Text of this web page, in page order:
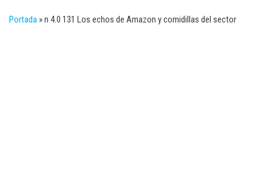
Portada »n 4.0 131 Los echos de Amazon y comidillas del sector